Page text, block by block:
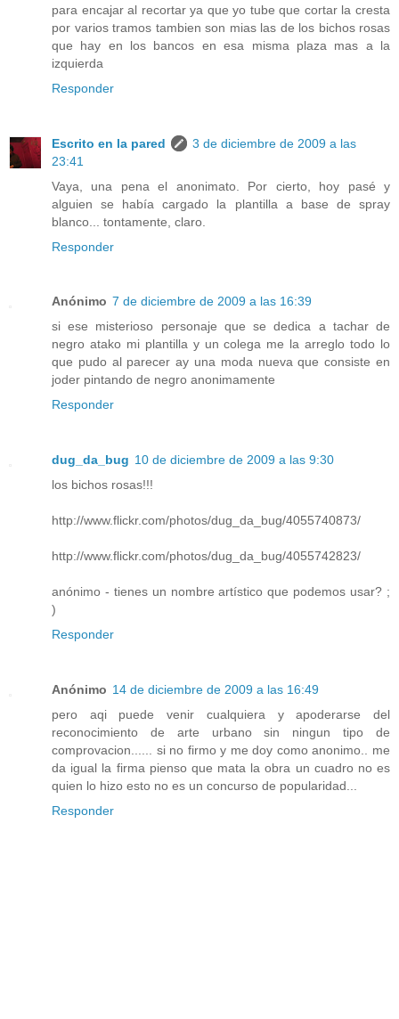
para encajar al recortar ya que yo tube que cortar la cresta
por varios tramos tambien son mias las de los bichos rosas
que hay en los bancos en esa misma plaza mas a la
izquierda
Responder
Escrito en la pared
3 de diciembre de 2009 a las
23:41
Vaya, una pena el anonimato. Por cierto, hoy pasé y
alguien se había cargado la plantilla a base de spray
blanco... tontamente, claro.
Responder
Anónimo 7 de diciembre de 2009 a las 16:39
si ese misterioso personaje que se dedica a tachar de
negro atako mi plantilla y un colega me la arreglo todo lo
que pudo al parecer ay una moda nueva que consiste en
joder pintando de negro anonimamente
Responder
dug_da_bug 10 de diciembre de 2009 a las 9:30
los bichos rosas!!!
http://www.flickr.com/photos/dug_da_bug/4055740873/
http://www.flickr.com/photos/dug_da_bug/4055742823/
anónimo - tienes un nombre artístico que podemos usar? ;
)
Responder
Anónimo 14 de diciembre de 2009 a las 16:49
pero aqi puede venir cualquiera y apoderarse del
reconocimiento de arte urbano sin ningun tipo de
comprovacion...... si no firmo y me doy como anonimo.. me
da igual la firma pienso que mata la obra un cuadro no es
quien lo hizo esto no es un concurso de popularidad...
Responder